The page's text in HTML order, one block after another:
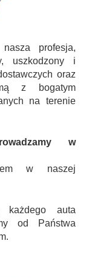
profesja,
uszkodzony i
oraz
z bogatym
na terenie
w
w naszej
każdego auta
od Państwa